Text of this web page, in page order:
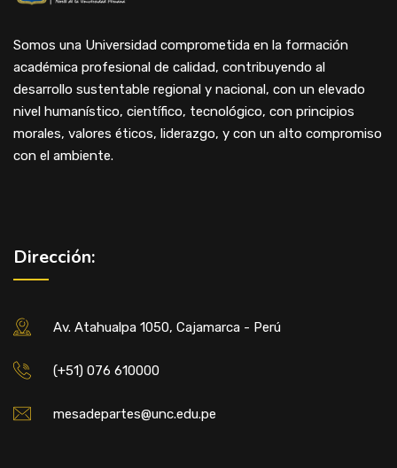
Somos una Universidad comprometida en la formación
académica profesional de calidad, contribuyendo al
desarrollo sustentable regional y nacional, con un elevado
nivel humanístico, científico, tecnológico, con principios
morales, valores éticos, liderazgo, y con un alto compromiso
con el ambiente.
Dirección:
Av. Atahualpa 1050, Cajamarca - Perú
(+51) 076 610000
mesadepartes@unc.edu.pe